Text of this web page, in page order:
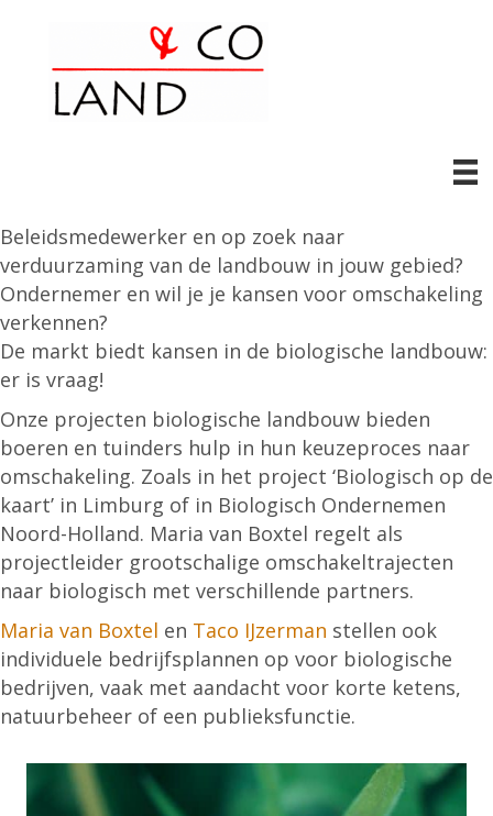
Beleidsmedewerker en op zoek naar
verduurzaming van de landbouw in jouw gebied?
Ondernemer en wil je je kansen voor omschakeling
verkennen?
De markt biedt kansen in de biologische landbouw:
er is vraag!
Onze projecten biologische landbouw bieden
boeren en tuinders hulp in hun keuzeproces naar
omschakeling. Zoals in het project ‘Biologisch op de
kaart’ in Limburg of in Biologisch Ondernemen
Noord-Holland. Maria van Boxtel regelt als
projectleider grootschalige omschakeltrajecten
naar biologisch met verschillende partners.
Maria van Boxtel en Taco IJzerman stellen ook
individuele bedrijfsplannen op voor biologische
bedrijven, vaak met aandacht voor korte ketens,
natuurbeheer of een publieksfunctie.